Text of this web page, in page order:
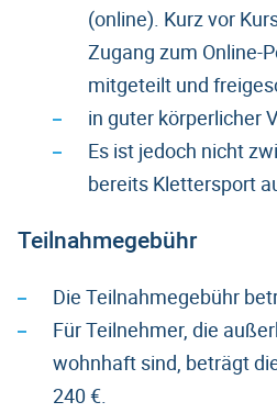
(online). Kurz vor
Zugang zum Online-
mitgeteilt und
in guter körperlicher
Es ist jedoch nicht
bereits Klettersport
Teilnahmegebühr
Die Teilnahmegebühr
Für Teilnehmer, die
wohnhaft sind, beträgt
240 €.